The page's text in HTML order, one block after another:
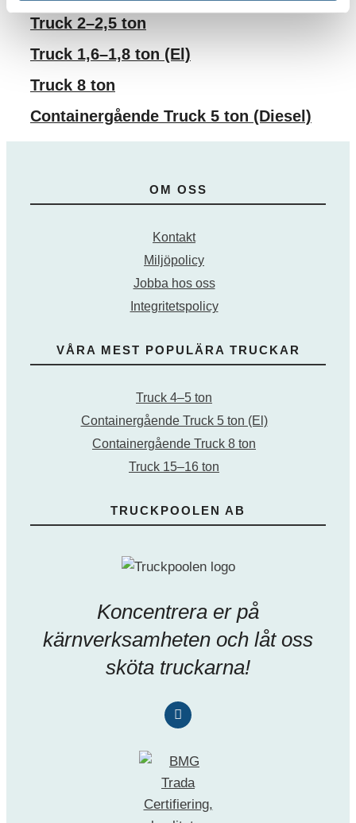
Truck 2–2,5 ton
Truck 1,6–1,8 ton (El)
Truck 8 ton
Containergående Truck 5 ton (Diesel)
OM OSS
Kontakt
Miljöpolicy
Jobba hos oss
Integritetspolicy
VÅRA MEST POPULÄRA TRUCKAR
Truck 4–5 ton
Containergående Truck 5 ton (El)
Containergående Truck 8 ton
Truck 15–16 ton
TRUCKPOOLEN AB
Koncentrera er på
kärnverksamheten och låt oss
sköta truckarna!